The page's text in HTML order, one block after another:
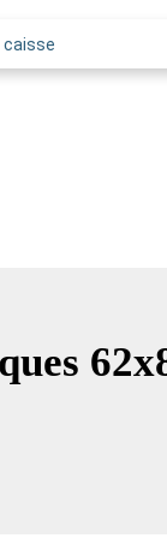
caisse